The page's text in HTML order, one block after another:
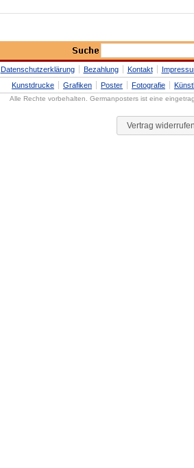
Datenschutzerklärung Bezahlung Kontakt
Kunstdrucke
Grafiken Poster Fotografie
Alle Rechte vorbehalten. Germanposters ist eine
Vertrag